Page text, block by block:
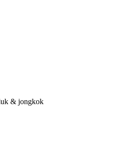
& jongkok